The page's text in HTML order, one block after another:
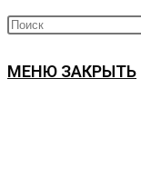
ПОИСК
МЕНЮ ЗАКРЫТЬ